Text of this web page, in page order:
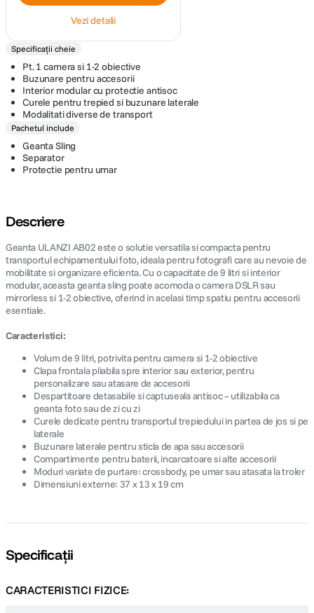
Vezi detalii
Specificații cheie
Pt. 1 camera si 1-2 obiective
Buzunare pentru accesorii
Interior modular cu protectie antisoc
Curele pentru trepied si buzunare laterale
Modalitati diverse de transport
Pachetul include
Geanta Sling
Separator
Protectie pentru umar
Descriere
Geanta ULANZI AB02 este o solutie versatila si compacta pentru
transportul echipamentului foto, ideala pentru fotografi care au nevoie de
mobilitate si organizare eficienta. Cu o capacitate de 9 litri si interior
modular, aceasta geanta sling poate acomoda o camera DSLR sau
mirrorless si 1-2 obiective, oferind in acelasi timp spatiu pentru accesorii
esentiale.
Caracteristici:
Volum de 9 litri, potrivita pentru camera si 1-2 obiective
Clapa frontala pliabila spre interior sau exterior, pentru
personalizare sau atasare de accesorii
Despartitoare detasabile si captuseala antisoc – utilizabila ca
geanta foto sau de zi cu zi
Curele dedicate pentru transportul trepiedului in partea de jos si pe
laterale
Buzunare laterale pentru sticla de apa sau accesorii
Compartimente pentru baterii, incarcatoare si alte accesorii
Moduri variate de purtare: crossbody, pe umar sau atasata la troler
Dimensiuni externe: 37 x 13 x 19 cm
Specificații
CARACTERISTICI FIZICE: